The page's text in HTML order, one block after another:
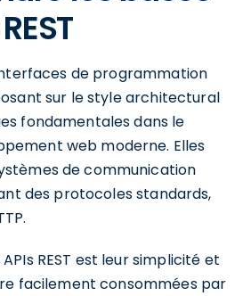
interfaces de programmation
sur le style architectural
fondamentales dans le
web moderne. Elles
de communication
des protocoles standards,
REST est leur simplicité et
facilement consommées par